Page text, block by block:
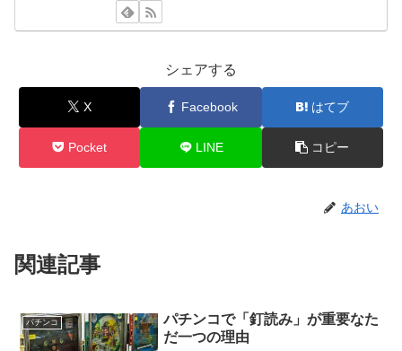
シェアする
X Facebook はてブ
Pocket LINE コピー
あおい
関連記事
パチンコ
パチンコで「釘読み」が重要なた
だ一つの理由